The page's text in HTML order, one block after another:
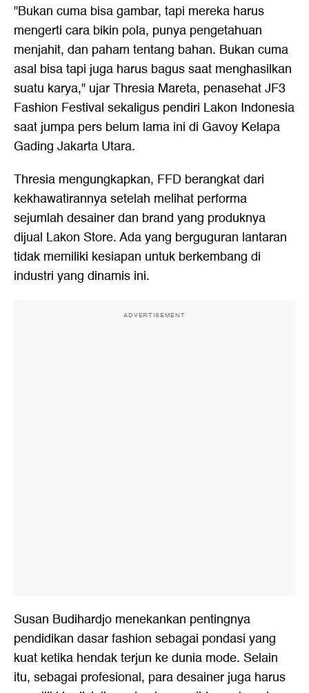
"Bukan cuma bisa gambar, tapi mereka harus
mengerti cara bikin pola, punya pengetahuan
menjahit, dan paham tentang bahan. Bukan cuma
asal bisa tapi juga harus bagus saat menghasilkan
suatu karya," ujar Thresia Mareta, penasehat JF3
Fashion Festival sekaligus pendiri Lakon Indonesia
saat jumpa pers belum lama ini di Gavoy Kelapa
Gading Jakarta Utara.
Thresia mengungkapkan, FFD berangkat dari
kekhawatirannya setelah melihat performa
sejumlah desainer dan brand yang produknya
dijual Lakon Store. Ada yang berguguran lantaran
tidak memiliki kesiapan untuk berkembang di
industri yang dinamis ini.
ADVERTISEMENT
Susan Budihardjo menekankan pentingnya
pendidikan dasar fashion sebagai pondasi yang
kuat ketika hendak terjun ke dunia mode. Selain
itu, sebagai profesional, para desainer juga harus